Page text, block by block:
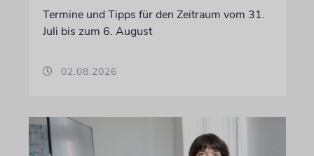
Termine und Tipps für den Zeitraum vom 31.
Juli bis zum 6. August
02.08.2026